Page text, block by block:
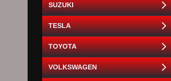
SUZUKI
TESLA
TOYOTA
VOLKSWAGEN